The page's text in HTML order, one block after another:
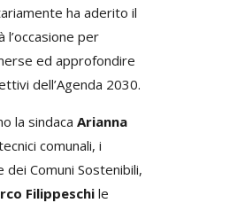
ha aderito il
l’occasione per
ed approfondire
dell’Agenda 2030.
la sindaca Arianna
comunali, i
Comuni Sostenibili,
Filippeschile